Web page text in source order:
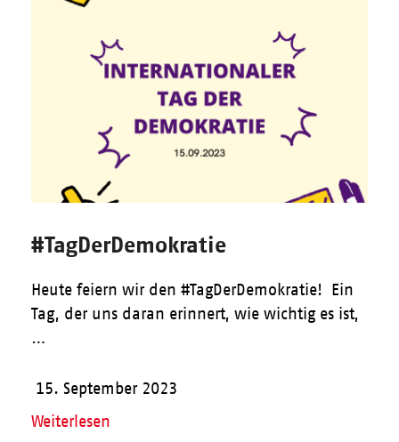
#TagDerDemokratie
Heute feiern wir den #TagDerDemokratie! Ein
Tag, der uns daran erinnert, wie wichtig es ist,
…
15. September 2023
Weiterlesen